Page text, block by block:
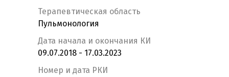
Терапевтическая область
Пульмонология
Дата начала и окончания КИ
09.07.2018 - 17.03.2023
Номер и дата РКИ